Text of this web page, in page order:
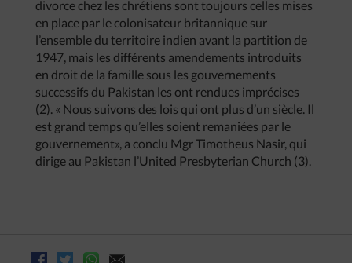
divorce chez les chrétiens sont toujours celles mises
en place par le colonisateur britannique sur
l’ensemble du territoire indien avant la partition de
1947, mais les différents amendements introduits
en droit de la famille sous les gouvernements
successifs du Pakistan les ont rendues imprécises
(2). « Nous suivons des lois qui ont plus d’un siècle. Il
est grand temps qu’elles soient remaniées par le
gouvernement», a conclu Mgr Timotheus Nasir, qui
dirige au Pakistan l’United Presbyterian Church (3).